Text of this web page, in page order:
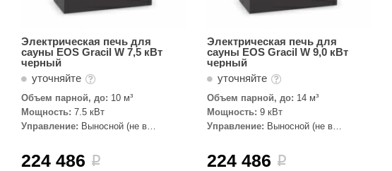
Aromawolke
Электрическая печь для
сауны EOS Gracil W 7,5 кВт
черный
уточняйте
Объем парной, до: 10 м³
Мощность: 7.5 кВт
Управление: Выносной (не в
224 486 i
Электрическая печь для
сауны EOS Gracil W 9,0 кВт
черный
уточняйте
Объем парной, до: 14 м³
Мощность: 9 кВт
Управление: Выносной (не в
224 486 i